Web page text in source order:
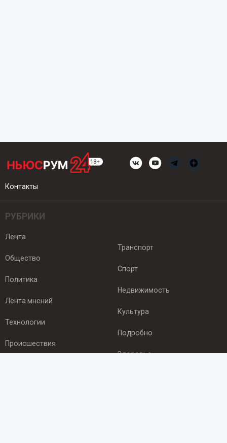
Контакты
РУБРИКИ
Лента
Общество
Политика
Лента мнений
Технологии
Происшествия
Транспорт
Спорт
Недвижимость
Культура
Подробно
Здоровье